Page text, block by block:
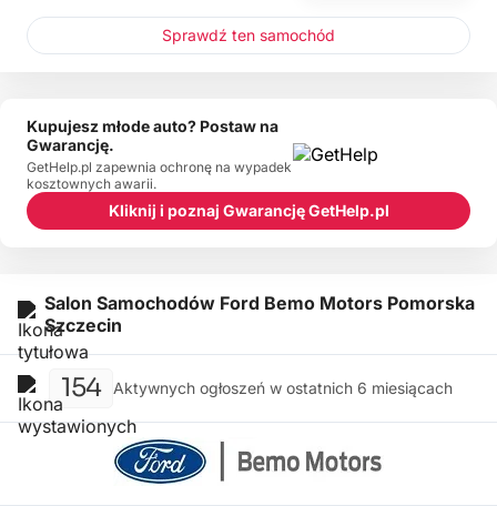
Salon Samochodów Ford Bemo Motors Pomorska
Szczecin
154 Aktywnych ogłoszeń w ostatnich 6 miesiącach
Sprawdź ten samochód
Kupujesz młode auto? Postaw na
Gwarancję.
GetHelp.pl zapewnia ochronę na wypadek
kosztownych awarii.
Kliknij i poznaj Gwarancję GetHelp.pl